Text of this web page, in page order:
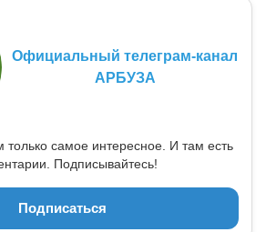
Официальный телеграм-канал
АРБУЗА
только самое интересное. И там есть
Подписывайтесь!
Подписаться